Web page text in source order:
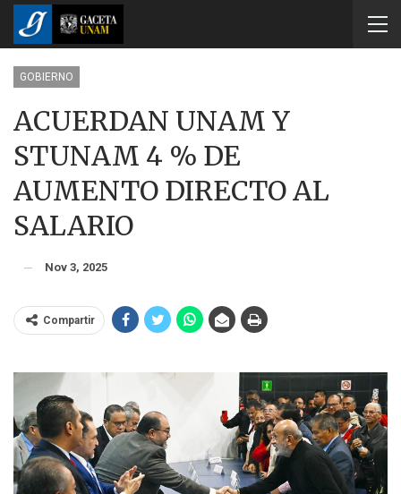
GOBIERNO
ACUERDAN UNAM Y
STUNAM 4 % DE
AUMENTO DIRECTO AL
SALARIO
Nov 3, 2025
Compartir